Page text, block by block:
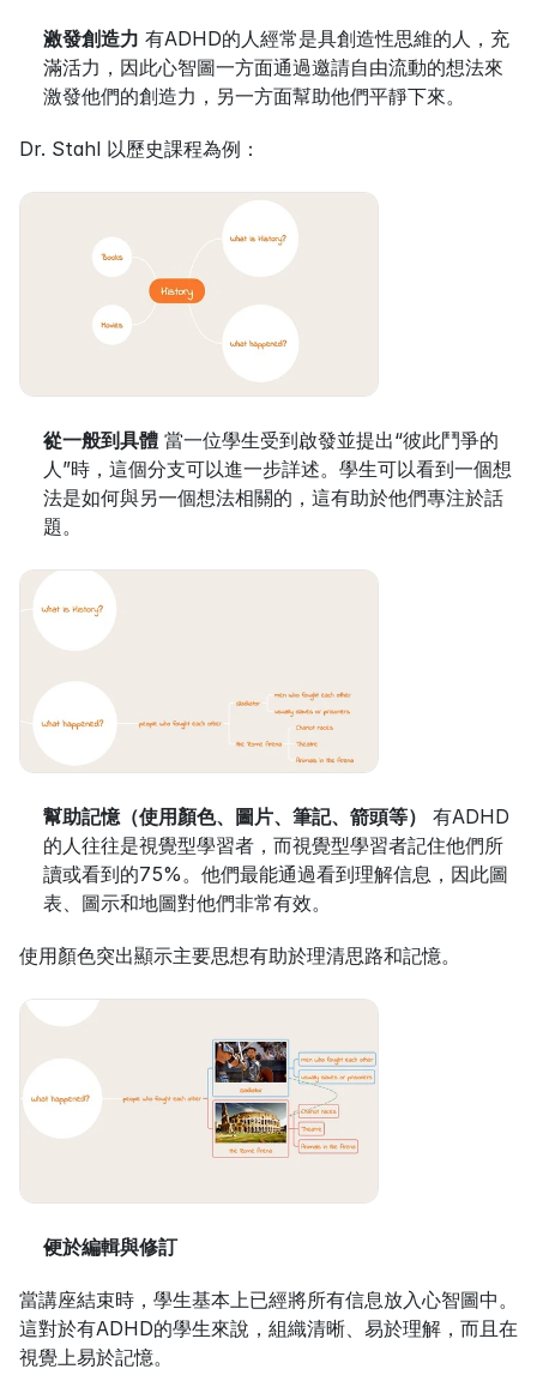
激發創造力 有ADHD的人經常是具創造性思維的人，充
滿活力，因此心智圖一方面通過邀請自由流動的想法來
激發他們的創造力，另一方面幫助他們平靜下來。
Dr. Stahl 以歷史課程為例：
從一般到具體 當一位學生受到啟發並提出“彼此鬥爭的
人”時，這個分支可以進一步詳述。學生可以看到一個想
法是如何與另一個想法相關的，這有助於他們專注於話
題。
幫助記憶（使用顏色、圖片、筆記、箭頭等）
有ADHD
的人往往是視覺型學習者，而視覺型學習者記住他們所
讀或看到的75%。他們最能通過看到理解信息，因此圖
表、圖示和地圖對他們非常有效。
使用顏色突出顯示主要思想有助於理清思路和記憶。
便於編輯與修訂
當講座結束時，學生基本上已經將所有信息放入心智圖中。
這對於有ADHD的學生來說，組織清晰、易於理解，而且在
視覺上易於記憶。